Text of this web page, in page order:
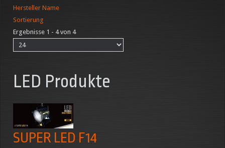
Hersteller Name
Sortierung
Ergebnisse 1 - 4 von 4
LED Produkte
SUPER LED F14